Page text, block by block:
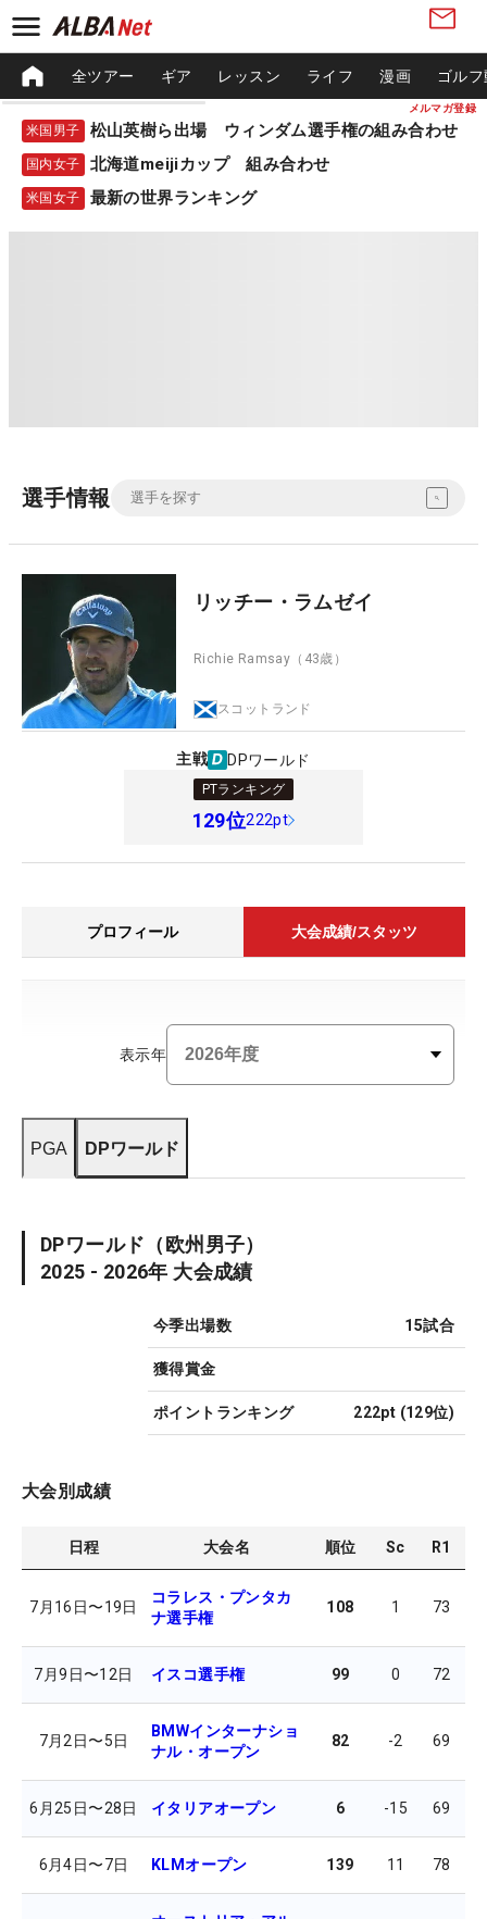
メルマガ登録
全ツアー ギア レッスン ライフ 漫画 ゴル
米国男子 松山英樹ら出場 ウィンダム選手権の組み合わせ
国内女子 北海道meijiカップ 組み合わせ
米国女子 最新の世界ランキング
選手情報
リッチー・ラムゼイ
Richie Ramsay （43歳）
スコットランド
主戦 DPワールド
PTランキング
129位222pt
プロフィール 大会成績/スタッツ
表示年
PGA DPワールド
DPワールド （欧州男子）
2025 - 2026年 大会成績
今季出場数 15試合
獲得賞金
ポイントランキング 222pt (129位)
大会別成績
日程 大会名 順位 Sc R1
7月16日〜19日
コラレス・プンタカ
ナ選手権
108 1 73
7月9日〜12日 イスコ選手権 99 0 72
7月2日〜5日
BMWインターナショ
ナル・オープン
82 -2 69
6月25日〜28日 イタリアオープン 6 -15 69
6月4日〜7日 KLMオープン 139 11 78